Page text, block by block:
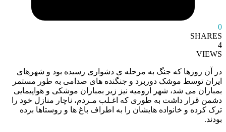
0
SHARES
4
VIEWS
در آن روزها که جنگ به مرحله ی دشواری رسیده بود و شهرهای
ایران توسط موشک دوربرد و جنگنده های صدامی به طور مستمر
بمباران می شد، شهر ارومیه نیز زیر بمباران موشکی و هواپیمایی
دشمن قرار داشت به طوری که اغـلب مـردم، ناچار منازل خود را
ترک کرده و خانواده هایشان را به اطراف باغ ها و روستاها برده
بودند.